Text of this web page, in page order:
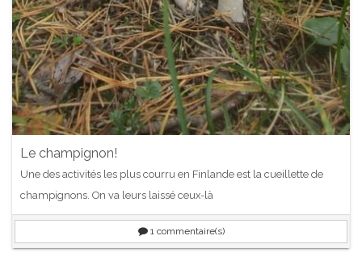
Le champignon!
Une des activités les plus courru en Finlande est la cueillette de
champignons. On va leurs laissé ceux-là
1 commentaire(s)